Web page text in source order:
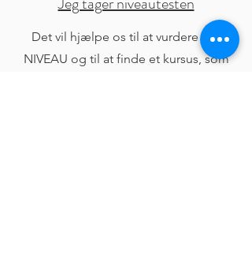
Det vil hjælpe os til at vurdere DIT
NIVEAU og til at finde et kursus, som